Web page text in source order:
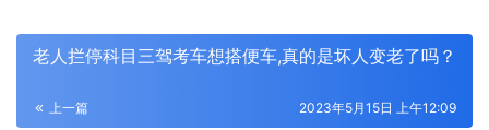
老人拦停科目三驾考车想搭便车,真的是坏人变老了吗？
上一篇 2023年5月15日 上午12:09